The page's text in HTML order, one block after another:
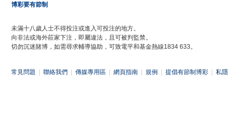
博彩要有節制
未滿十八歲人士不得投注或進入可投注的地方。
向非法或海外莊家下注，即屬違法，且可被判監禁。
切勿沉迷賭博，如需尋求輔導協助，可致電平和基金熱線1834 633。
常見問題 聯絡我們 傳媒專用區 網頁指南 規例 提倡有節制博彩 私